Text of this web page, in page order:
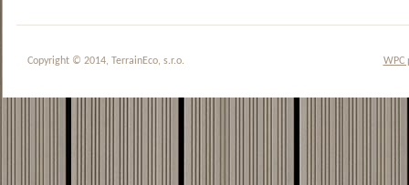
WPC
Copyright © 2014, TerrainEco, s.r.o.